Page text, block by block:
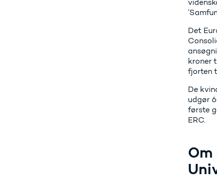
Det
kroner
fjorten
De
udgør
første
ERC.